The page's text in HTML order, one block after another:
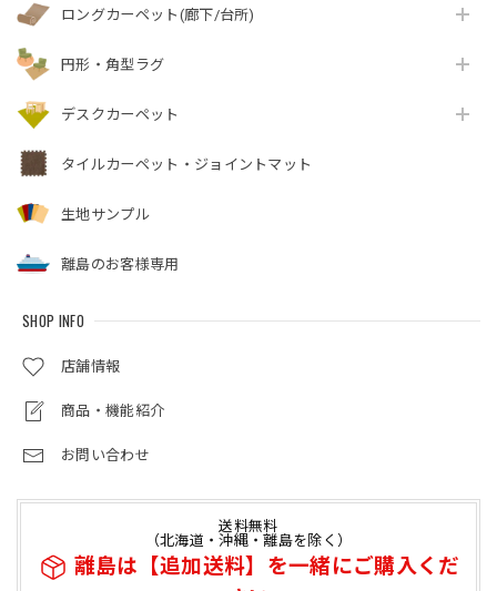
ロングカーペット(廊下/台所)
円形・角型ラグ
デスクカーペット
タイルカーペット・ジョイントマット
生地サンプル
離島のお客様専用
SHOP INFO
店舗情報
商品・機能紹介
お問い合わせ
送料無料
（北海道・沖縄・離島を除く）
離島は【追加送料】を一緒にご購入くだ